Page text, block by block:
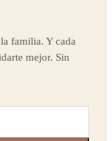
familia. Y cada
mejor. Sin